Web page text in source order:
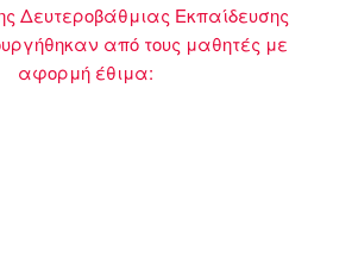
Δευτεροβάθμιας Εκπαίδευσης
από τους μαθητές με
αφορμή έθιμα: